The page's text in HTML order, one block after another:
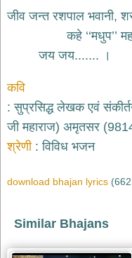
जैन
bhajans
दुर्गा
भजन
durga
bhajans
गणेश
bhajans
भजन
जीव जन्त रशपाल भवानी,
कहे ‘‘मधुप’’
जय जय....... ।
कवि
सुप्रसिद्ध लेखक एवं
जी महाराज) अमृतसर
श्रेणी
विविध भजन
download bhajan lyrics
Similar Bhajans